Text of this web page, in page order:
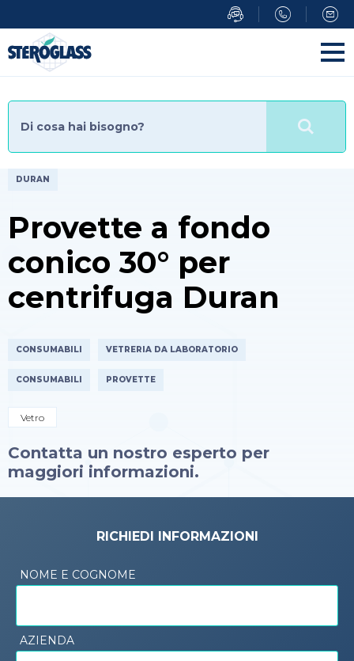
al
contenuto
principale
DURAN
Provette a fondo
conico 30° per
centrifuga Duran
CONSUMABILI VETRERIA DA LABORATORIO
CONSUMABILI PROVETTE
Vetro
Contatta un nostro esperto per
maggiori informazioni.
RICHIEDI INFORMAZIONI
NOME E COGNOME
AZIENDA